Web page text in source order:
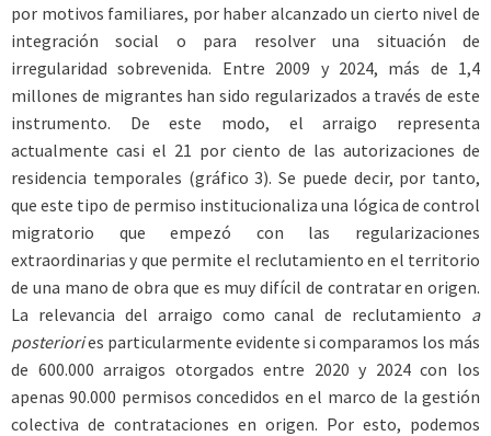
por motivos familiares, por haber alcanzado un cierto nivel de
integración social o para resolver una situación de
irregularidad sobrevenida. Entre 2009 y 2024, más de 1,4
millones de migrantes han sido regularizados a través de este
instrumento. De este modo, el arraigo representa
actualmente casi el 21 por ciento de las autorizaciones de
residencia temporales (gráfico 3). Se puede decir, por tanto,
que este tipo de permiso institucionaliza una lógica de control
migratorio que empezó con las regularizaciones
extraordinarias y que permite el reclutamiento en el territorio
de una mano de obra que es muy difícil de contratar en origen.
La relevancia del arraigo como canal de reclutamiento a
posteriories particularmente evidente si comparamos los más
de 600.000 arraigos otorgados entre 2020 y 2024 con los
apenas 90.000 permisos concedidos en el marco de la gestión
colectiva de contrataciones en origen. Por esto, podemos